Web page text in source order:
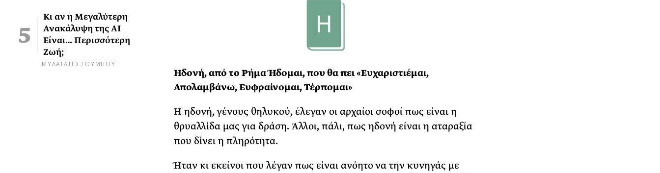
Κι αν η Μεγαλύτερη
Ανακάλυψη της AI
Είναι… Περισσότερη
Ζωή;
ΜΥΛΑΙΔΗ ΣΤΟΥΜΠΟΥ
Ηδονή, από το Ρήμα Ήδομαι, που θα πει «Ευχαριστιέμαι,
Απολαμβάνω, Ευφραίνομαι, Τέρπομαι»
Η ηδονή, γένους θηλυκού, έλεγαν οι αρχαίοι σοφοί πως είναι η
θρυαλλίδα μας για δράση. Άλλοι, πάλι, πως ηδονή είναι η αταραξία
που δίνει η πληρότητα.
Ήταν κι εκείνοι που λέγαν πως είναι ανόητο να την κυνηγάς με